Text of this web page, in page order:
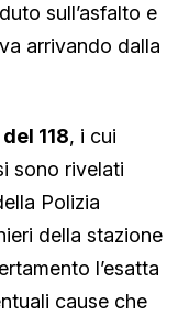
sull’asfalto e
arrivando dalla
118, i cui
sono rivelati
Polizia
della stazione
l’esatta
cause che